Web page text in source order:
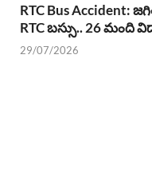
RTC Bus Accident:
RTC బస్సు.. 26 మంది
29/07/2026